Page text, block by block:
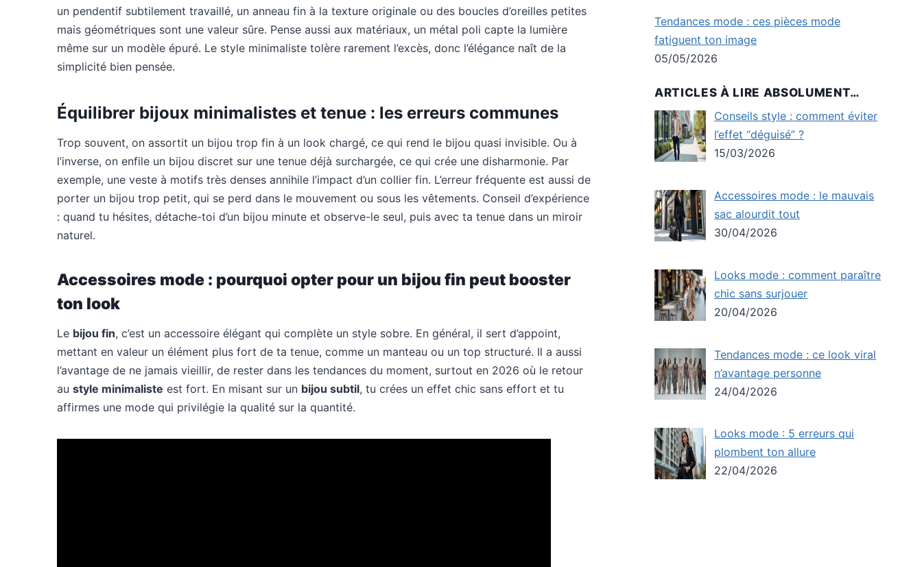
un pendentif subtilement travaillé, un anneau fin à la texture originale ou des boucles d’oreilles petites
mais géométriques sont une valeur sûre. Pense aussi aux matériaux, un métal poli capte la lumière
même sur un modèle épuré. Le style minimaliste tolère rarement l’excès, donc l’élégance naît de la
simplicité bien pensée.
Équilibrer bijoux minimalistes et tenue : les erreurs communes
Trop souvent, on assortit un bijou trop fin à un look chargé, ce qui rend le bijou quasi invisible. Ou à
l’inverse, on enfile un bijou discret sur une tenue déjà surchargée, ce qui crée une disharmonie. Par
exemple, une veste à motifs très denses annihile l’impact d’un collier fin. L’erreur fréquente est aussi de
porter un bijou trop petit, qui se perd dans le mouvement ou sous les vêtements. Conseil d’expérience
: quand tu hésites, détache-toi d’un bijou minute et observe-le seul, puis avec ta tenue dans un miroir
naturel.
Accessoires mode : pourquoi opter pour un bijou fin peut booster
ton look
Le bijou fin, c’est un accessoire élégant qui complète un style sobre. En général, il sert d’appoint,
mettant en valeur un élément plus fort de ta tenue, comme un manteau ou un top structuré. Il a aussi
l’avantage de ne jamais vieillir, de rester dans les tendances du moment, surtout en 2026 où le retour
au style minimaliste est fort. En misant sur un bijou subtil, tu crées un effet chic sans effort et tu
affirmes une mode qui privilégie la qualité sur la quantité.
Tendances mode : ces pièces mode
fatiguent ton image
05/05/2026
ARTICLES À LIRE ABSOLUMENT…
Conseils style : comment éviter
l’effet “déguisé” ?
15/03/2026
Accessoires mode : le mauvais
sac alourdit tout
30/04/2026
Looks mode : comment paraître
chic sans surjouer
20/04/2026
Tendances mode : ce look viral
n’avantage personne
24/04/2026
Looks mode : 5 erreurs qui
plombent ton allure
22/04/2026